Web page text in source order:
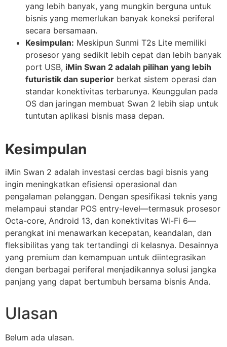
yang lebih banyak, yang mungkin berguna untuk
bisnis yang memerlukan banyak koneksi periferal
secara bersamaan.
Kesimpulan: Meskipun Sunmi T2s Lite memiliki
prosesor yang sedikit lebih cepat dan lebih banyak
port USB, iMin Swan 2 adalah pilihan yang lebih
futuristik dan superior berkat sistem operasi dan
standar konektivitas terbarunya. Keunggulan pada
OS dan jaringan membuat Swan 2 lebih siap untuk
tuntutan aplikasi bisnis masa depan.
Kesimpulan
iMin Swan 2 adalah investasi cerdas bagi bisnis yang
ingin meningkatkan efisiensi operasional dan
pengalaman pelanggan. Dengan spesifikasi teknis yang
melampaui standar POS entry-level—termasuk prosesor
Octa-core, Android 13, dan konektivitas Wi-Fi 6—
perangkat ini menawarkan kecepatan, keandalan, dan
fleksibilitas yang tak tertandingi di kelasnya. Desainnya
yang premium dan kemampuan untuk diintegrasikan
dengan berbagai periferal menjadikannya solusi jangka
panjang yang dapat bertumbuh bersama bisnis Anda.
Ulasan
Belum ada ulasan.